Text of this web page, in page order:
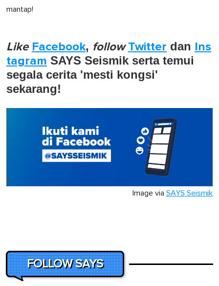
mantap!
Like Facebook, follow Twitter dan Ins
tagram SAYS Seismik serta temui
segala cerita 'mesti kongsi'
sekarang!
Image via SAYS Seismik
FOLLOW SAYS